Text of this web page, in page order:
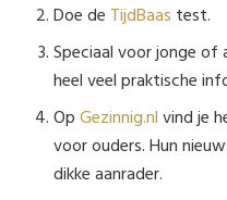
Doe de TijdBaas test.
Speciaal voor jonge
heel veel praktische
OpGezinnig.nlvind je
voor ouders. Hun
dikke aanrader.